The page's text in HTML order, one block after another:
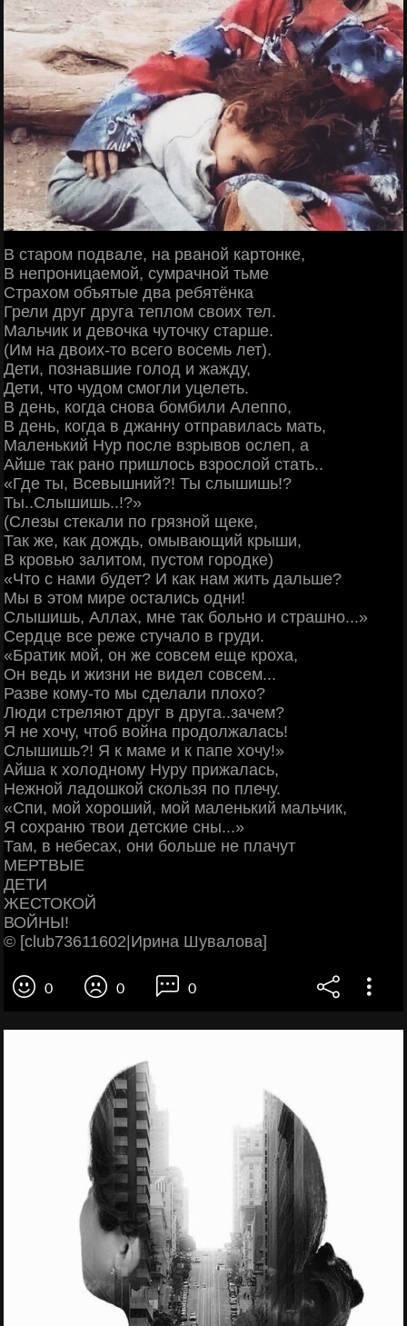
В старом подвале, на рваной картонке,
В непроницаемой, сумрачной тьме
Страхом объятые два ребятёнка
Грели друг друга теплом своих тел.
Мальчик и девочка чуточку старше.
(Им на двоих-то всего восемь лет).
Дети, познавшие голод и жажду,
Дети, что чудом смогли уцелеть.
В день, когда снова бомбили Алеппо,
В день, когда в джанну отправилась мать,
Маленький Нур после взрывов ослеп, а
Айше так рано пришлось взрослой стать..
«Где ты, Всевышний?! Ты слышишь!?
Ты..Слышишь..!?»
(Слезы стекали по грязной щеке,
Так же, как дождь, омывающий крыши,
В кровью залитом, пустом городке)
«Что с нами будет? И как нам жить дальше?
Мы в этом мире остались одни!
Слышишь, Аллах, мне так больно и страшно...»
Сердце все реже стучало в груди.
«Братик мой, он же совсем еще кроха,
Он ведь и жизни не видел совсем...
Разве кому-то мы сделали плохо?
Люди стреляют друг в друга..зачем?
Я не хочу, чтоб война продолжалась!
Слышишь?! Я к маме и к папе хочу!»
Айша к холодному Нуру прижалась,
Нежной ладошкой скользя по плечу.
«Спи, мой хороший, мой маленький мальчик,
Я сохраню твои детские сны...»
Там, в небесах, они больше не плачут
МЕРТВЫЕ
ДЕТИ
ЖЕСТОКОЙ
ВОЙНЫ!
© [club73611602|Ирина Шувалова]
0 0 0